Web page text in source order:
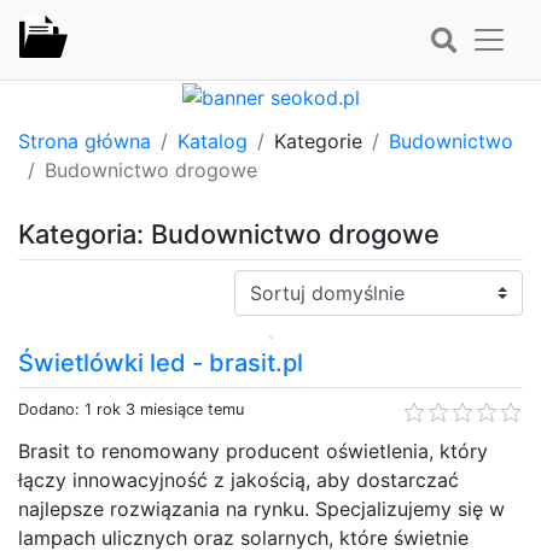
Strona główna Katalog Kategorie
Budownictwo
Budownictwo drogowe
Kategoria: Budownictwo drogowe
Sortuj:
Świetlówki led - brasit.pl
Dodano: 1 rok 3 miesiące temu
Brasit to renomowany producent oświetlenia, który
łączy innowacyjność z jakością, aby dostarczać
najlepsze rozwiązania na rynku. Specjalizujemy się w
lampach ulicznych oraz solarnych, które świetnie